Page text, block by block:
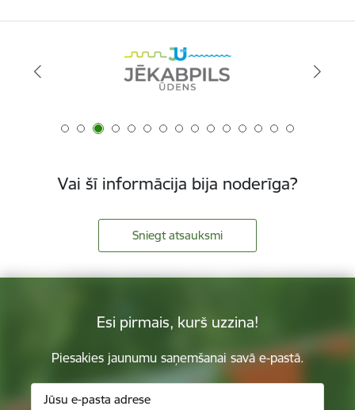
Vai šī informācija bija noderīga?
Sniegt atsauksmi
Esi pirmais, kurš uzzina!
Piesakies jaunumu saņemšanai savā e-pastā.